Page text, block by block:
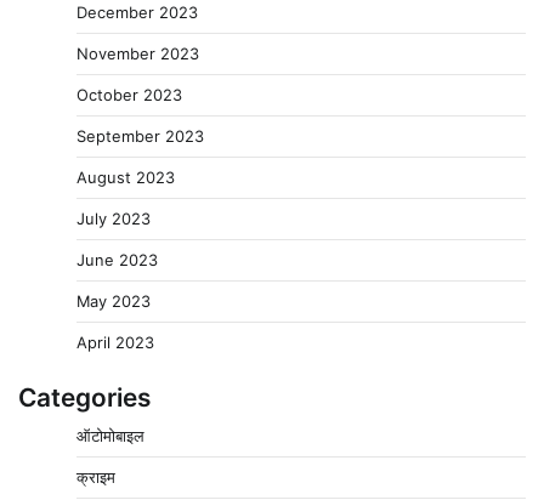
December 2023
November 2023
October 2023
September 2023
August 2023
July 2023
June 2023
May 2023
April 2023
Categories
ऑटोमोबाइल
क्राइम